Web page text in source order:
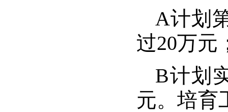
A计划
过20万元
B计划
元。培育